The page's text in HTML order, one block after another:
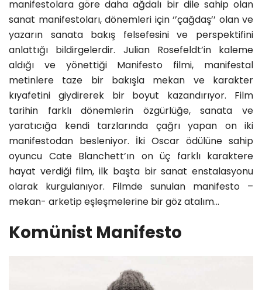
manifestolara göre daha ağdalı bir dile sahip olan
sanat manifestoları, dönemleri için ‘’çağdaş’’ olan ve
yazarın sanata bakış felsefesini ve perspektifini
anlattığı bildirgelerdir. Julian Rosefeldt’in kaleme
aldığı ve yönettiği Manifesto filmi, manifestal
metinlere taze bir bakışla mekan ve karakter
kıyafetini giydirerek bir boyut kazandırıyor. Film
tarihin farklı dönemlerin özgürlüğe, sanata ve
yaratıcığa kendi tarzlarında çağrı yapan on iki
manifestodan besleniyor. İki Oscar ödülüne sahip
oyuncu Cate Blanchett’ın on üç farklı karaktere
hayat verdiği film, ilk başta bir sanat enstalasyonu
olarak kurgulanıyor. Filmde sunulan manifesto –
mekan- arketip eşleşmelerine bir göz atalım…
Komünist Manifesto